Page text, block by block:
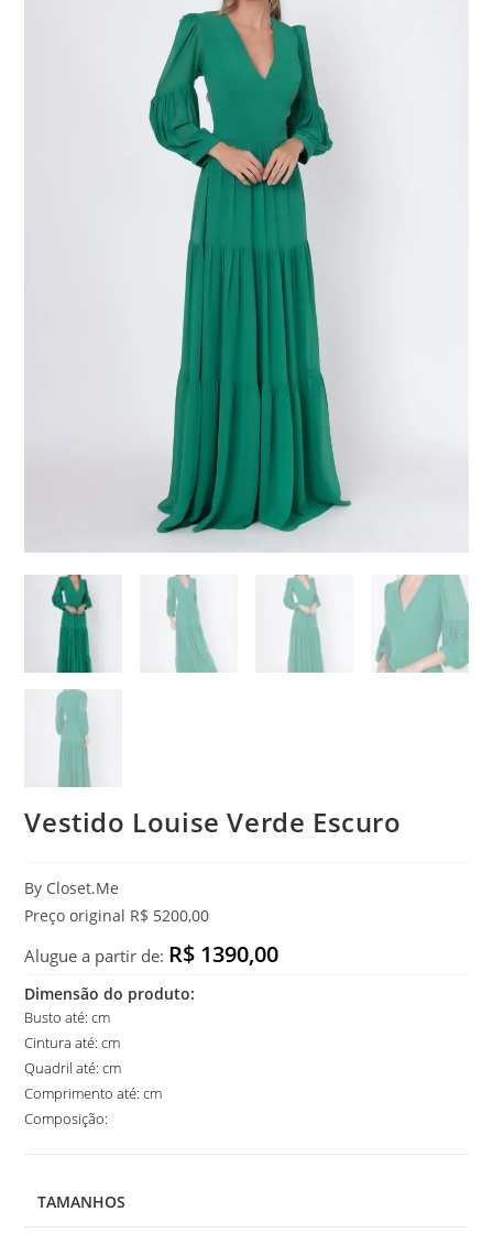
Vestido Louise Verde Escuro
By Closet.Me
Preço original R$ 5200,00
Alugue a partir de: R$ 1390,00
Dimensão do produto:
Busto até: cm
Cintura até: cm
Quadril até: cm
Comprimento até: cm
Composição:
TAMANHOS